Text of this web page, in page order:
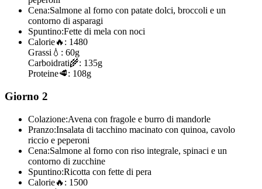
Cena:Salmone al forno con patate dolci, broccoli e un
contorno di asparagi
Spuntino:Fette di mela con noci
Calorie🔥: 1480
Grassi 💧: 60g
Carboidrati🌾: 135g
Proteine🥩: 108g
Giorno 2
Colazione:Avena con fragole e burro di mandorle
Pranzo:Insalata di tacchino macinato con quinoa, cavolo
riccio e peperoni
Cena:Salmone al forno con riso integrale, spinaci e un
contorno di zucchine
Spuntino:Ricotta con fette di pera
Calorie🔥: 1500